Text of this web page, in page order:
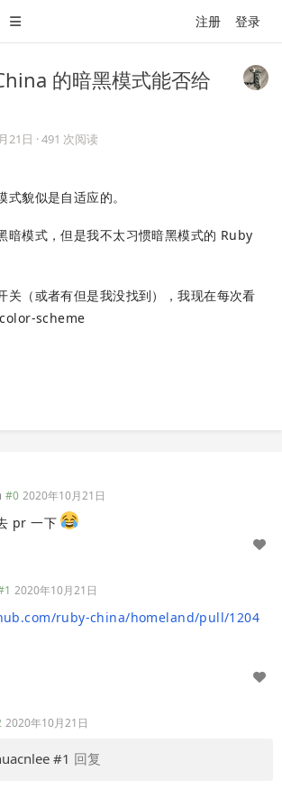
注册 登录
的暗黑模式能否给
21日 · 491 次阅读
貌似是自适应的。
暗模式，但是我不太习惯暗黑模式的 Ruby
关（或者有但是我没找到），我现在每次看
scheme
#0 2020年10月21日
pr 一下
2020年10月21日
ruby-china/homeland/pull/1204
2020年10月21日
#1 回复